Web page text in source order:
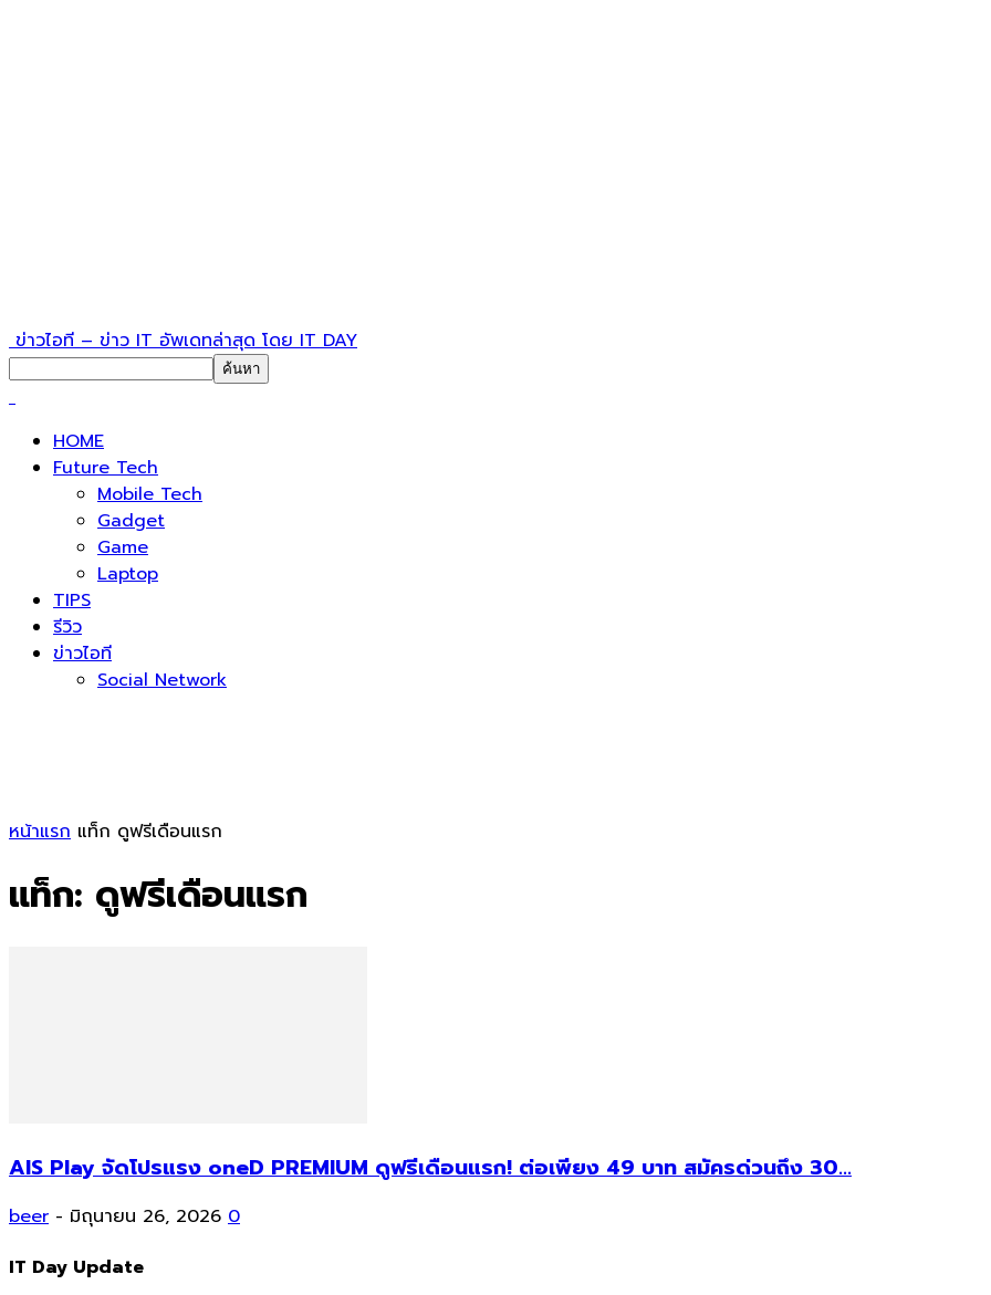
ข่าวไอที – ข่าว IT อัพเดทล่าสุด โดย IT DAY
HOME
Future Tech
Mobile Tech
Gadget
Game
Laptop
TIPS
รีวิว
ข่าวไอที
Social Network
หน้าแรก แท็ก ดูฟรีเดือนแรก
แท็ก: ดูฟรีเดือนแรก
AIS Play จัดโปรแรง oneD PREMIUM ดูฟรีเดือนแรก! ต่อเพียง 49 บาท สมัครด่วนถึง 30...
beer - มิถุนายน 26, 2026 0
IT Day Update